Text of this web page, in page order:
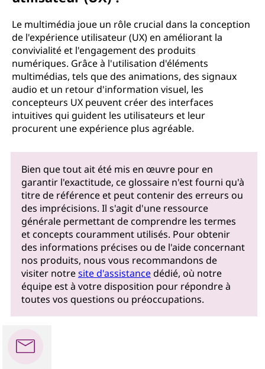
Le multimédia joue un rôle crucial dans la conception
de l'expérience utilisateur (UX) en améliorant la
convivialité et l'engagement des produits
numériques. Grâce à l'utilisation d'éléments
multimédias, tels que des animations, des signaux
audio et un retour d'information visuel, les
concepteurs UX peuvent créer des interfaces
intuitives qui guident les utilisateurs et leur
procurent une expérience plus agréable.
Bien que tout ait été mis en œuvre pour en
garantir l'exactitude, ce glossaire n'est fourni qu'à
titre de référence et peut contenir des erreurs ou
des imprécisions. Il s'agit d'une ressource
générale permettant de comprendre les termes
et concepts couramment utilisés. Pour obtenir
des informations précises ou de l'aide concernant
nos produits, nous vous recommandons de
visiter notresite d'assistancedédié, où notre
équipe est à votre disposition pour répondre à
toutes vos questions ou préoccupations.